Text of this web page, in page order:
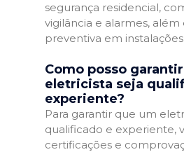
segurança residencial,
vigilância e alarmes,
preventiva em
Como posso
eletricista seja
experiente?
Para garantir que um
qualificado e experiente,
certificações e